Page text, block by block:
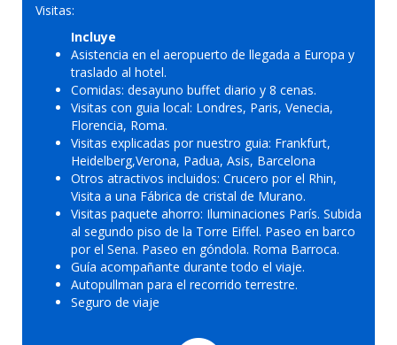
Visitas:
Incluye
Asistencia en el aeropuerto de llegada a Europa y
traslado al hotel.
Comidas: desayuno buffet diario y 8 cenas.
Visitas con guia local: Londres, Paris, Venecia,
Florencia, Roma.
Visitas explicadas por nuestro guia: Frankfurt,
Heidelberg,Verona, Padua, Asis, Barcelona
Otros atractivos incluidos: Crucero por el Rhin,
Visita a una Fábrica de cristal de Murano.
Visitas paquete ahorro: Iluminaciones París. Subida
al segundo piso de la Torre Eiffel. Paseo en barco
por el Sena. Paseo en góndola. Roma Barroca.
Guía acompañante durante todo el viaje.
Autopullman para el recorrido terrestre.
Seguro de viaje